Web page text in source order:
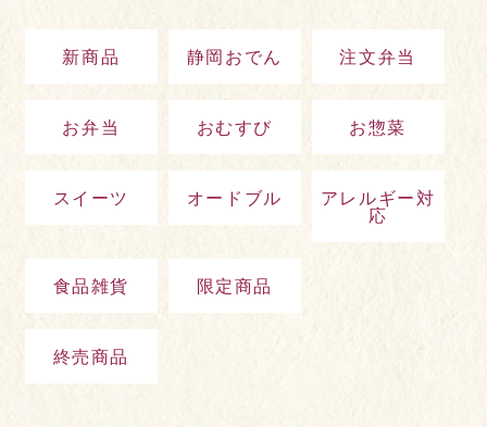
新商品 静岡おでん 注文弁当
お弁当 おむすび お惣菜
スイーツ オードブル アレルギー対
応
食品雑貨 限定商品
終売商品